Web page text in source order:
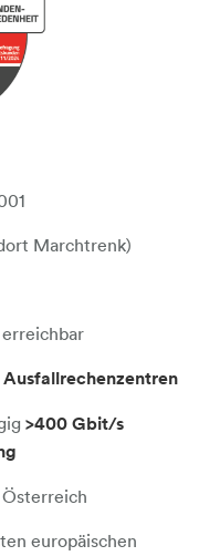
Marchtrenk)
>400 Gbit/s
europäischen